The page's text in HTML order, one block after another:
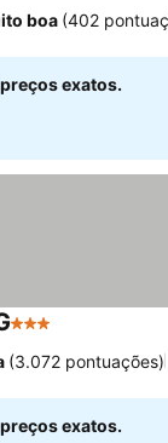
boa (402
exatos.
3 Estrelas
(3.072 pontuações)
exatos.